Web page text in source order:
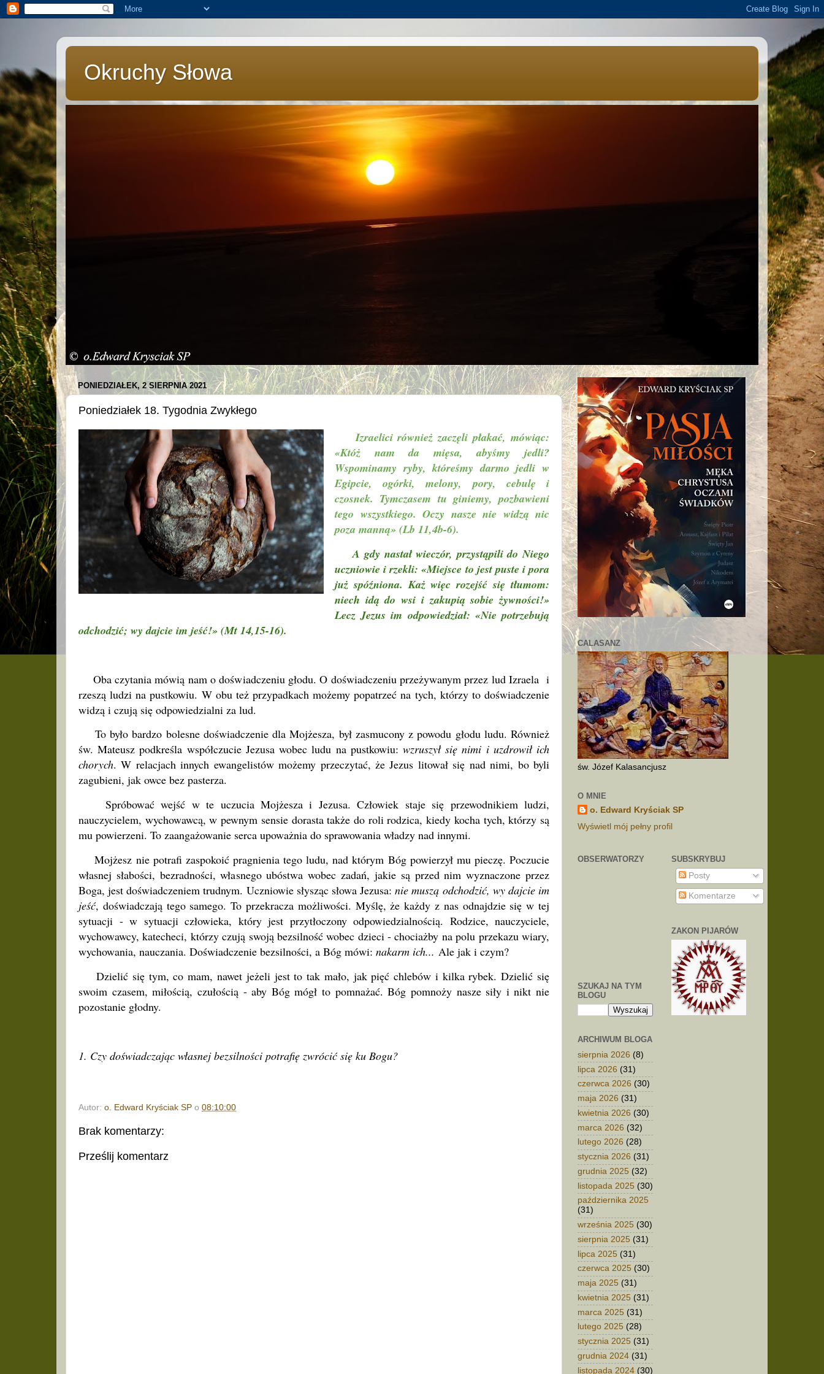
Okruchy Słowa
PONIEDZIAŁEK, 2 SIERPNIA 2021
Poniedziałek 18. Tygodnia Zwykłego
Izraelici również zaczęli płakać, mówiąc:
«Któż nam da mięsa, abyśmy jedli?
Wspominamy ryby, któreśmy darmo jedli w
Egipcie, ogórki, melony, pory, cebulę i
czosnek. Tymczasem tu giniemy, pozbawieni
tego wszystkiego. Oczy nasze nie widzą nic
poza manną» (Lb 11,4b-6).
A gdy nastał wieczór, przystąpili do Niego
uczniowie i rzekli: «Miejsce to jest puste i pora
już spóźniona. Każ więc rozejść się tłumom:
niech idą do wsi i zakupią sobie żywności!»
Lecz Jezus im odpowiedział: «Nie potrzebują
odchodzić; wy dajcie im jeść!» (Mt 14,15-16).
Oba czytania mówią nam o doświadczeniu głodu. O doświadczeniu przeżywanym przez lud Izraela i
rzeszą ludzi na pustkowiu. W obu też przypadkach możemy popatrzeć na tych, którzy to doświadczenie
widzą i czują się odpowiedzialni za lud.
To było bardzo bolesne doświadczenie dla Mojżesza, był zasmucony z powodu głodu ludu. Również
św. Mateusz podkreśla współczucie Jezusa wobec ludu na pustkowiu: wzruszył się nimi i uzdrowił ich
chorych. W relacjach innych ewangelistów możemy przeczytać, że Jezus litował się nad nimi, bo byli
zagubieni, jak owce bez pasterza.
Spróbować wejść w te uczucia Mojżesza i Jezusa. Człowiek staje się przewodnikiem ludzi,
nauczycielem, wychowawcą, w pewnym sensie dorasta także do roli rodzica, kiedy kocha tych, którzy są
mu powierzeni. To zaangażowanie serca upoważnia do sprawowania władzy nad innymi.
Mojżesz nie potrafi zaspokoić pragnienia tego ludu, nad którym Bóg powierzył mu pieczę. Poczucie
własnej słabości, bezradności, własnego ubóstwa wobec zadań, jakie są przed nim wyznaczone przez
Boga, jest doświadczeniem trudnym. Uczniowie słysząc słowa Jezusa:nie muszą odchodzić, wy dajcie im
jeść, doświadczają tego samego. To przekracza możliwości. Myślę, że każdy z nas odnajdzie się w tej
sytuacji - w sytuacji człowieka, który jest przytłoczony odpowiedzialnością. Rodzice, nauczyciele,
wychowawcy, katecheci, którzy czują swoją bezsilność wobec dzieci - chociażby na polu przekazu wiary,
wychowania, nauczania. Doświadczenie bezsilności, a Bóg mówi: nakarm ich... Ale jak i czym?
Dzielić się tym, co mam, nawet jeżeli jest to tak mało, jak pięć chlebów i kilka rybek. Dzielić się
swoim czasem, miłością, czułością - aby Bóg mógł to pomnażać. Bóg pomnoży nasze siły i nikt nie
pozostanie głodny.
1. Czy doświadczając własnej bezsilności potrafię zwrócić się ku Bogu?
Autor: o. Edward Kryściak SP o 08:10:00
Brak komentarzy:
Prześlij komentarz
CALASANZ
św. Józef Kalasancjusz
O MNIE
o. Edward Kryściak SP
Wyświetl mój pełny profil
OBSERWATORZY
SZUKAJ NA TYM
BLOGU
ARCHIWUM BLOGA
sierpnia 2026 (8)
lipca 2026 (31)
czerwca 2026 (30)
maja 2026 (31)
kwietnia 2026 (30)
marca 2026 (32)
lutego 2026 (28)
stycznia 2026 (31)
grudnia 2025 (32)
listopada 2025 (30)
października 2025
(31)
września 2025 (30)
sierpnia 2025 (31)
lipca 2025 (31)
czerwca 2025 (30)
maja 2025 (31)
kwietnia 2025 (31)
marca 2025 (31)
lutego 2025 (28)
stycznia 2025 (31)
grudnia 2024 (31)
listopada 2024 (30)
SUBSKRYBUJ
Posty
Komentarze
ZAKON PIJARÓW